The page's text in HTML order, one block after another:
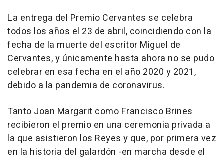
La entrega del Premio Cervantes se celebra
todos los años el 23 de abril, coincidiendo con la
fecha de la muerte del escritor Miguel de
Cervantes, y únicamente hasta ahora no se pudo
celebrar en esa fecha en el año 2020 y 2021,
debido a la pandemia de coronavirus.
Tanto Joan Margarit como Francisco Brines
recibieron el premio en una ceremonia privada a
la que asistieron los Reyes y que, por primera vez
en la historia del galardón -en marcha desde el